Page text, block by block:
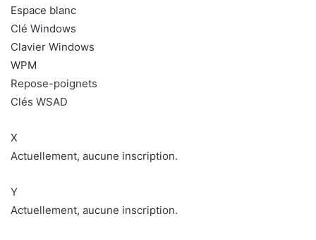
Espace blanc
Clé Windows
Clavier Windows
WPM
Repose-poignets
Clés WSAD
X
Actuellement, aucune inscription.
Y
Actuellement, aucune inscription.